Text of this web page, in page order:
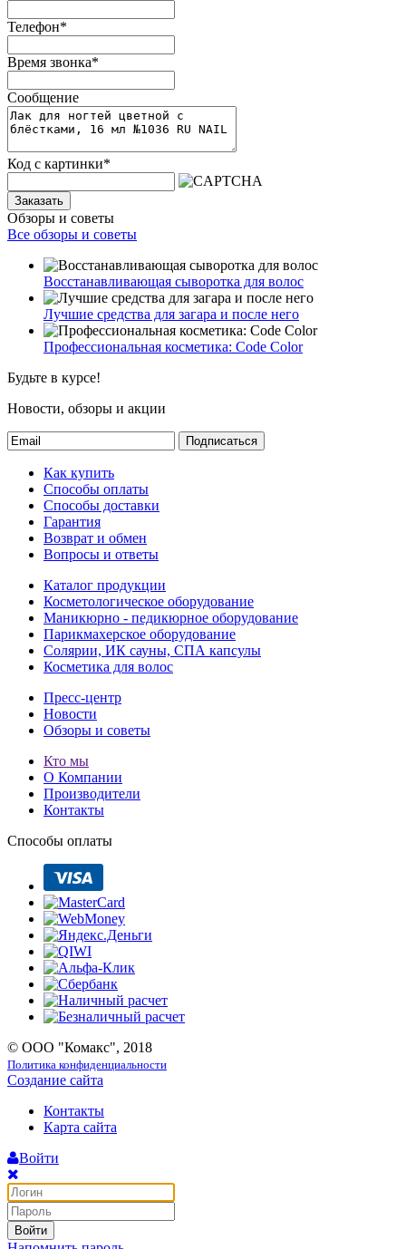
Телефон*
Время звонка*
Сообщение
Код с картинки*
Заказать
Обзоры и советы
Все обзоры и советы
Восстанавливающая сыворотка для волос
Лучшие средства для загара и после него
Профессиональная косметика: Code Color
Будьте в курсе!
Новости, обзоры и акции
Подписаться
Как купить
Способы оплаты
Способы доставки
Гарантия
Возврат и обмен
Вопросы и ответы
Каталог продукции
Косметологическое оборудование
Маникюрно - педикюрное оборудование
Парикмахерское оборудование
Солярии, ИК сауны, СПА капсулы
Косметика для волос
Пресс-центр
Новости
Обзоры и советы
Кто мы
О Компании
Производители
Контакты
Способы оплаты
© ООО "Комакс", 2018
Политика конфиденциальности
Создание сайта
Контакты
Карта сайта
Войти
Войти